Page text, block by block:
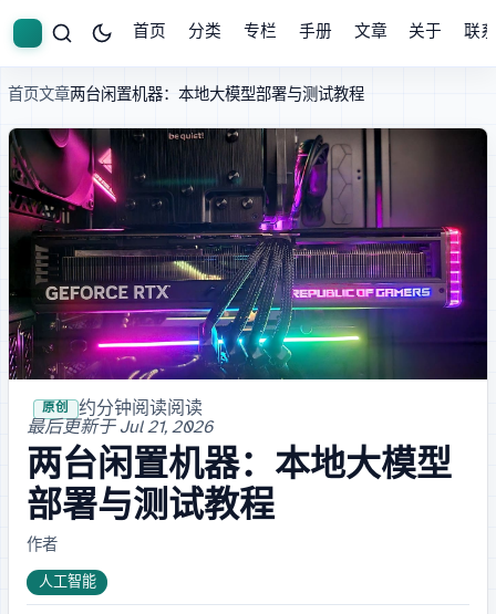
首页 分类 专栏 手册 文章 关于 联
首页文章两台闲置 RTX 4090 机器：本地大模型部署与测试教程
原创 · 约 103 分钟阅读· 阅读
最后更新于 Jul 21, 2026
两台闲置 RTX 4090 机器：本地大模型
部署与测试教程
作者: Alex Xiang
人工智能